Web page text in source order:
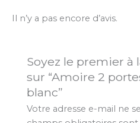
Il n’y a pas encore d’avis.
Soyez le premier à
sur “Amoire 2
blanc”
Votre adresse e-mail ne